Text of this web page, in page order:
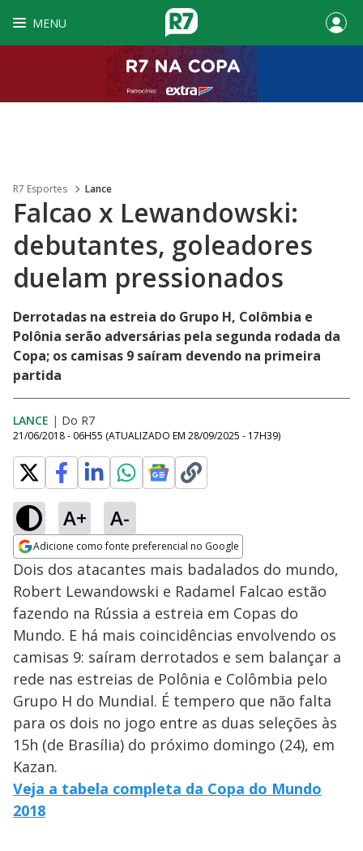
MENU
R7 Esportes Lance
Falcao x Lewandowski:
debutantes, goleadores
duelam pressionados
Derrotadas na estreia do Grupo H, Colômbia e
Polônia serão adversárias pela segunda rodada da
Copa; os camisas 9 saíram devendo na primeira
partida
LANCE | Do R7
21/06/2018 - 06H55 (ATUALIZADO EM 28/09/2025 - 17H39)
A+ A-
Adicione como fonte preferencial no Google
Opens in new window
Dois dos atacantes mais badalados do mundo,
Robert Lewandowski e Radamel Falcao estão
fazendo na Rússia a estreia em Copas do
Mundo. E há mais coincidências envolvendo os
camisas 9: saíram derrotados e sem balançar a
rede nas estreias de Polônia e Colômbia pelo
Grupo H do Mundial. É tempero que não falta
para os dois no jogo entre as duas seleções às
15h (de Brasília) do próximo domingo (24), em
Kazan.
Veja a tabela completa da Copa do Mundo
2018